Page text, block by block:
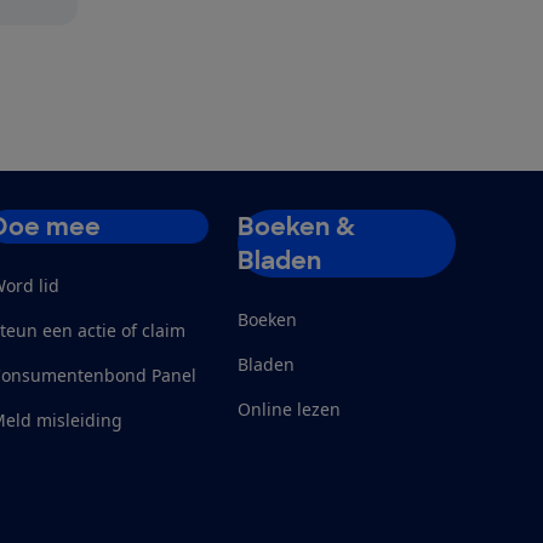
mee
lid
een actie of claim
Panel
misleiding
Boeken &
Bladen
Boeken
Bladen
Online lezen